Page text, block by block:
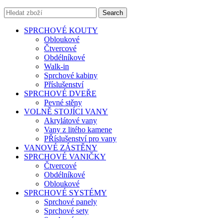
Search
SPRCHOVÉ KOUTY
Obloukové
Čtvercové
Obdélníkové
Walk-in
Sprchové kabiny
Příslušenství
SPRCHOVÉ DVEŘE
Pevné stěny
VOLNĚ STOJÍCI VANY
Akrylátové vany
Vany z litého kamene
PŘíslušenství pro vany
VANOVÉ ZÁSTĚNY
SPRCHOVÉ VANIČKY
Čtvercové
Obdélníkové
Obloukové
SPRCHOVÉ SYSTÉMY
Sprchové panely
Sprchové sety